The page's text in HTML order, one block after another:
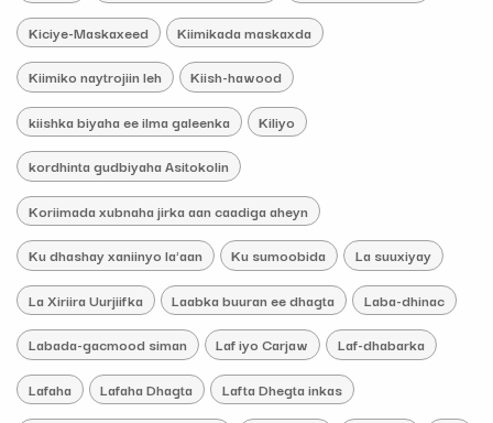
Kiciye-Maskaxeed Kiimikada maskaxda
Kiimiko naytrojiin leh Kiish-hawood
kiishka biyaha ee ilma galeenka Kiliyo
kordhinta gudbiyaha Asitokolin
Koriimada xubnaha jirka aan caadiga aheyn
Ku dhashay xaniinyo la'aan Ku sumoobida La suuxiyay
La Xiriira Uurjiifka Laabka buuran ee dhagta Laba-dhinac
Labada-gacmood siman Laf iyo Carjaw Laf-dhabarka
Lafaha Lafaha Dhagta Lafta Dhegta inkas